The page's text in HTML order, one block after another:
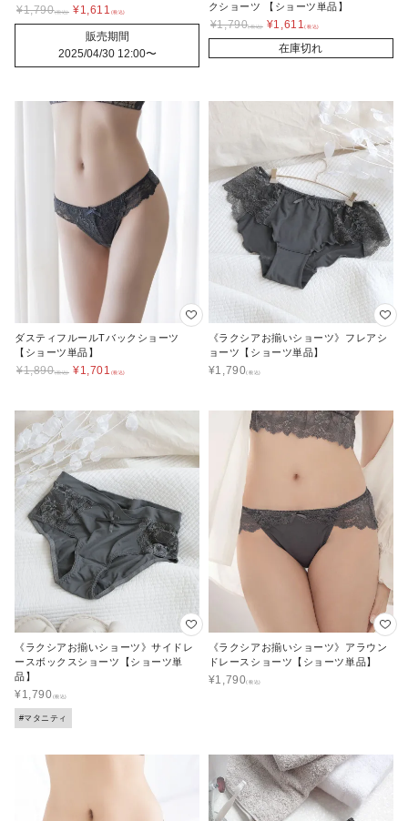
¥1,790 ¥1,611
販売期間
2025/04/30 12:00〜
クショーツ 【ショーツ単品】
¥1,790 ¥1,611
在庫切れ
ダスティフルールTバックショーツ
【ショーツ単品】
¥1,890 ¥1,701
《ラクシアお揃いショーツ》フレアシ
ョーツ【ショーツ単品】
¥1,790
《ラクシアお揃いショーツ》サイドレ
ースボックスショーツ【ショーツ単
品】
¥1,790
#マタニティ
《ラクシアお揃いショーツ》アラウン
ドレースショーツ【ショーツ単品】
¥1,790